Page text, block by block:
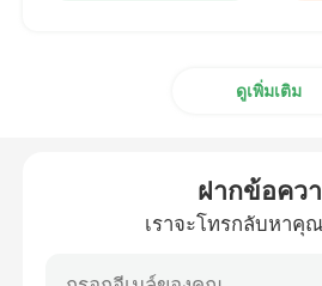
ดูเพิ่มเติม
ฝากข้อคว
เราจะโทรกลับหาคุณ